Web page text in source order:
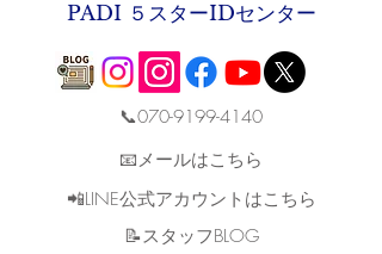
PADI ５スターIDセンター
📞070-9199-4140
📧メールはこちら
📲LINE公式アカウントはこちら
​📝スタッフBLOG